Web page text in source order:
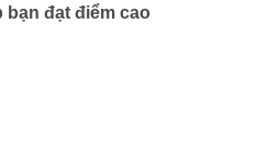
bạn đạt điểm cao